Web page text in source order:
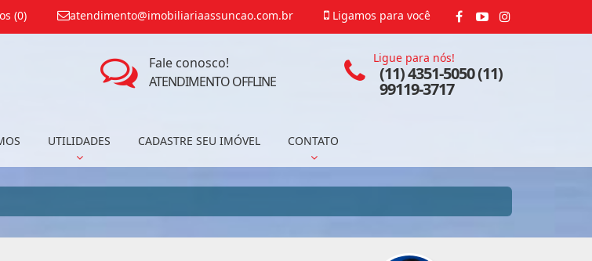
Ligamos para você
atendimento@imobiliariaassuncao.com.br
(0)
UTILIDADES CADASTRE SEU IMÓVEL CONTATO
Ligue para nós!
(11) 4351-5050 (11)
99119-3717
Fale conosco!
ATENDIMENTO OFFLINE